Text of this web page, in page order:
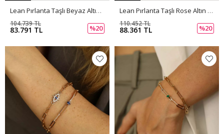
Lean Pırlanta Taşlı Beyaz Altın Bileklik
83.791 TL
104.739 TL
%20
Lean Pırlanta Taşlı Rose Altın Bileklik
88.361 TL
110.452 TL
%20